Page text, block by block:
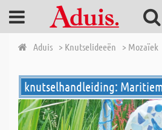
Aduis > Knutselideeën > Mozaïek
knutselhandleiding: